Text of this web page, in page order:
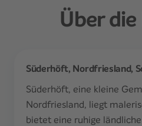
Über die
Süderhöft, Nordfriesland,
Süderhöft, eine kleine
Nordfriesland, liegt
bietet eine ruhige